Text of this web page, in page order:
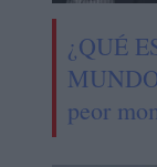
¿QUÉ
peor